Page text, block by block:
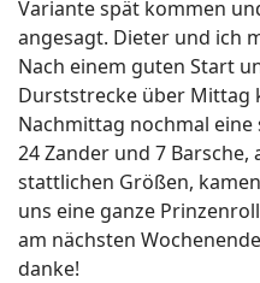
Variante spät kommen
angesagt. Dieter und ich
Nach einem guten Start
Durststrecke über Mittag
Nachmittag nochmal eine
24 Zander und 7
stattlichen Größen,
uns eine ganze
am nächsten
danke!